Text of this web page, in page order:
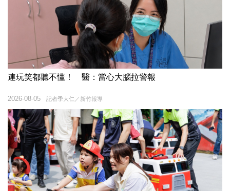
連玩笑都聽不懂！ 醫：當心大腦拉警報
記者季大仁／新竹報導
2026-08-05